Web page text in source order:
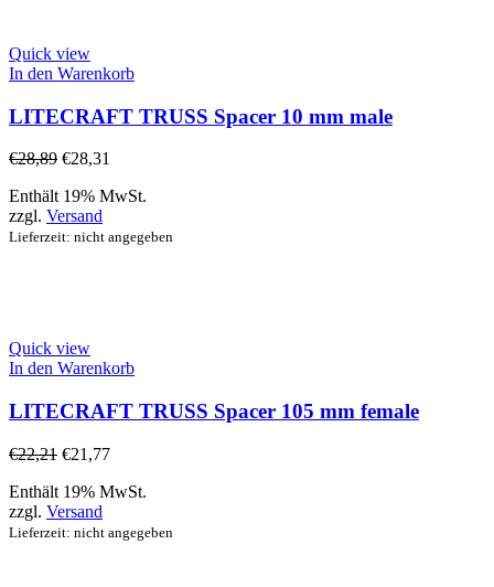
Quick view
In den Warenkorb
LITECRAFT TRUSS Spacer 10 mm male
€28,89 €28,31
Enthält 19% MwSt.
zzgl. Versand
Lieferzeit: nicht angegeben
Quick view
In den Warenkorb
LITECRAFT TRUSS Spacer 105 mm female
€22,21 €21,77
Enthält 19% MwSt.
zzgl. Versand
Lieferzeit: nicht angegeben